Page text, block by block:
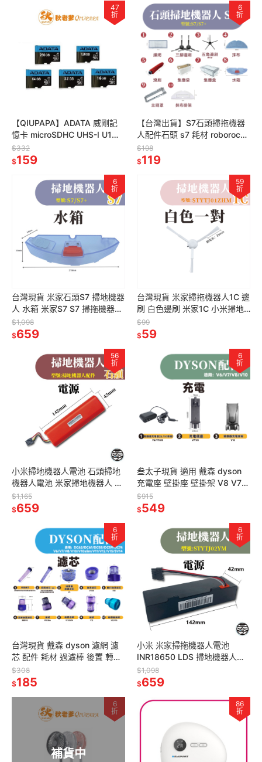
47
折
【QIUPAPA】ADATA 威剛記
憶卡 microSDHC UHS-I U1
16G記憶卡 監視器記憶卡 相機
記憶卡
$332
$159
6
折
【台灣出貨】S7石頭掃拖機器
人配件石頭 s7 耗材 roborock
s7 掃地機器人 掃拖機器人 小
米石頭掃拖機
$198
$119
6
折
台灣現貨 米家石頭S7 掃地機器
人 水箱 米家S7 S7 掃拖機器人
掃地機器人 掃地機 配件 耗材
$1,098
$659
59
折
台灣現貨 米家掃拖機器人1C 邊
刷 白色邊刷 米家1C 小米掃地
機器人 1C 配件 耗材
$99
$59
56
折
小米掃地機器人電池 石頭掃地
機器人電池 米家掃地機器人 電
池 小米/米家/石頭 一代 二代 小
瓦 替換電池
$1,165
$659
6
折
叁太子現貨 適用 戴森 dyson
充電座 壁掛座 壁掛架 V8 V7
SV10 SV11 吸塵器 擴充 收納
架
$915
$549
6
折
台灣現貨 戴森 dyson 濾網 濾
芯 配件 耗材 過濾棒 後置 轉接
轉換 擴充座 副廠
$308
$185
6
折
小米 米家掃拖機器人電池
INR18650 LDS 掃地機器人
2800mAh 二代 STYTJ02YM
$1,098
$659
補貨中
6
折
86
折